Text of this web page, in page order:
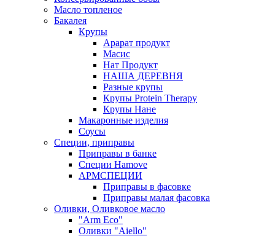
Масло топленое
Бакалея
Крупы
Арарат продукт
Масис
Нат Продукт
НАША ДЕРЕВНЯ
Разные крупы
Крупы Protein Therapy
Крупы Нане
Макаронные изделия
Соусы
Специи, приправы
Приправы в банке
Специи Hamove
АРМСПЕЦИИ
Приправы в фасовке
Приправы малая фасовка
Оливки, Оливковое масло
"Arm Eco"
Оливки "Aiello"